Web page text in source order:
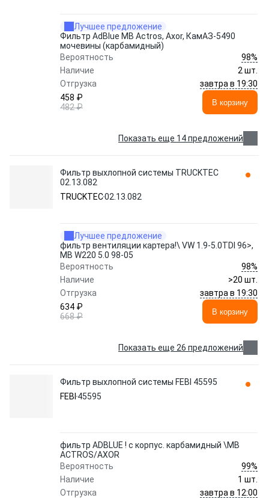
Лучшее предложение
Фильтр AdBlue MB Actros, Axor, КамАЗ-5490
мочевины (карбамидный)
Вероятность
98%
Наличие
2 шт.
Отгрузка
завтра в 19:30
458 ₽
482 ₽
В корзину
Показать еще 14 предложений
Фильтр выхлопной системы TRUCKTEC
02.13.082
TRUCKTEC02.13.082
Лучшее предложение
фильтр вентиляции картера!\ VW 1.9-5.0TDI 96>,
MB W220 5.0 98-05
Вероятность
98%
Наличие
>20 шт.
Отгрузка
завтра в 19:30
634 ₽
668 ₽
В корзину
Показать еще 26 предложений
Фильтр выхлопной системы FEBI 45595
FEBI 45595
фильтр ADBLUE ! с корпус. карбамидный \MB
ACTROS/AXOR
Вероятность
99%
Наличие
1 шт.
Отгрузка
завтра в 12:00